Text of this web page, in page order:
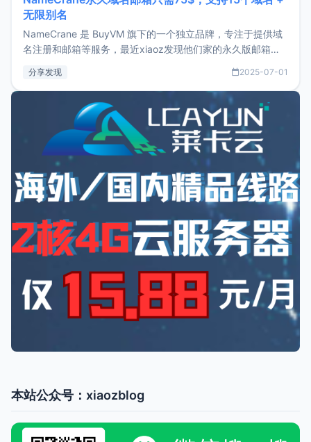
无限别名
NameCrane 是 BuyVM 旗下的一个独立品牌，专注于提供域
名注册和邮箱等服务，最近xiaoz发现他们家的永久版邮箱服
又实惠的域名邮箱，不妨尝试一下 NameCrane。注册
NameCraneNameCrane不支持直接注册，必须要购买
分享发现 2025-07-01
本站公众号：xiaozblog